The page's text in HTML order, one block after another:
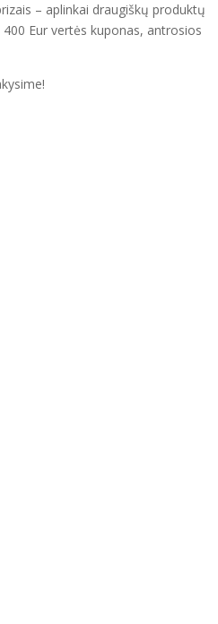
– aplinkai draugiškų produktų
Eur vertės kuponas, antrosios